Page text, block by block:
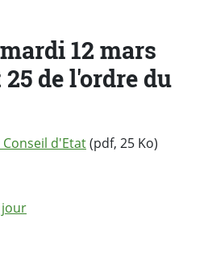
12 mars
de l'ordre du
d'Etat(pdf, 25 Ko)